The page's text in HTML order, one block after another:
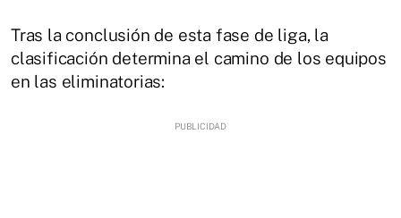
Tras la conclusión de esta fase de liga, la
clasificación determina el camino de los equipos
en las eliminatorias: